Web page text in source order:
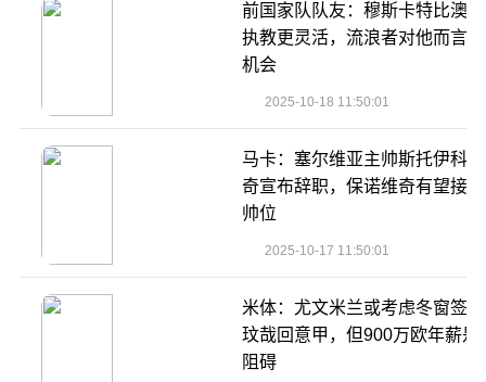
前国家队队友：穆斯卡特比澳波
执教更灵活，流浪者对他而言是
机会
2025-10-18 11:50:01
马卡：塞尔维亚主帅斯托伊科维
奇宣布辞职，保诺维奇有望接任
帅位
2025-10-17 11:50:01
米体：尤文米兰或考虑冬窗签金
玟哉回意甲，但900万欧年薪是
阻碍